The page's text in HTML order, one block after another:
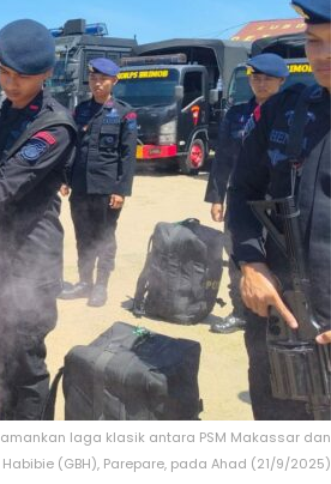
laga klasik antara PSM Makassar dan
(GBH), Parepare, pada Ahad (21/9/2025)